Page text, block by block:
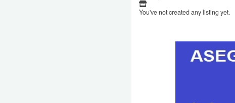
You've not created any listing yet.